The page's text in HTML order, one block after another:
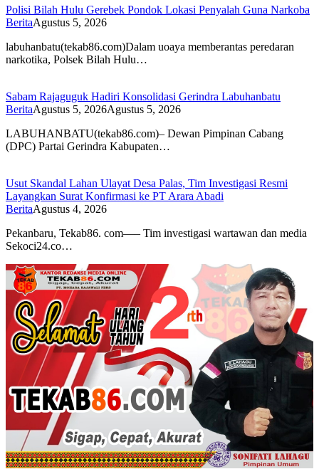
Polisi Bilah Hulu Gerebek Pondok Lokasi Penyalah Guna Narkoba
BeritaAgustus 5, 2026
labuhanbatu(tekab86.com)Dalam uoaya memberantas peredaran
narkotika, Polsek Bilah Hulu…
Sabam Rajaguguk Hadiri Konsolidasi Gerindra Labuhanbatu
BeritaAgustus 5, 2026Agustus 5, 2026
LABUHANBATU(tekab86.com)– Dewan Pimpinan Cabang
(DPC) Partai Gerindra Kabupaten…
Usut Skandal Lahan Ulayat Desa Palas, Tim Investigasi Resmi
Layangkan Surat Konfirmasi ke PT Arara Abadi
BeritaAgustus 4, 2026
Pekanbaru, Tekab86. com—– Tim investigasi wartawan dan media
⁠Sekoci24.co…